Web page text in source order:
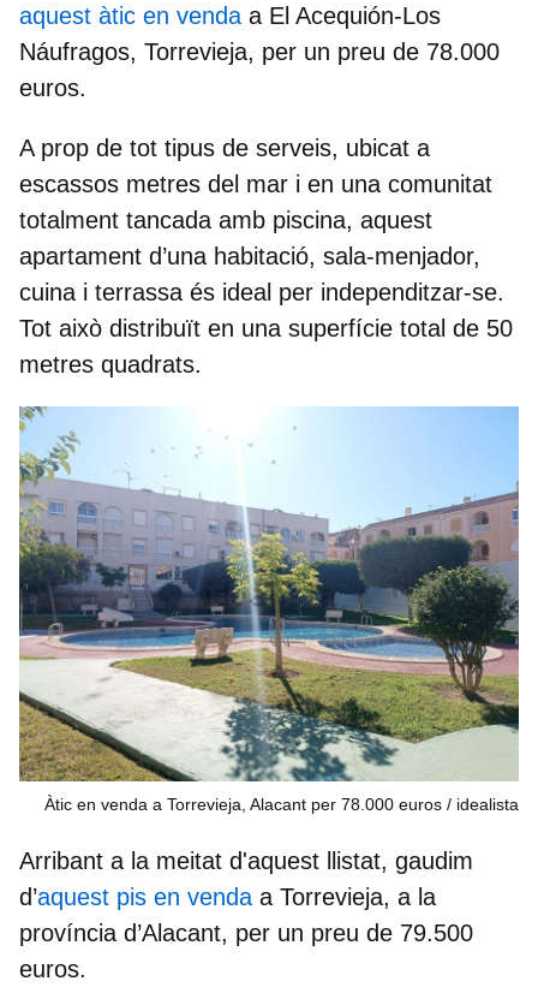
aquest àtic en venda a El Acequión-Los
Náufragos, Torrevieja, per un preu de 78.000
euros.
A prop de tot tipus de serveis, ubicat a
escassos metres del mar i en una comunitat
totalment tancada amb piscina, aquest
apartament d’una habitació, sala-menjador,
cuina i terrassa és ideal per independitzar-se.
Tot això distribuït en una superfície total de 50
metres quadrats.
Àtic en venda a Torrevieja, Alacant per 78.000 euros / idealista
Arribant a la meitat d'aquest llistat, gaudim
d’aquest pis en venda a Torrevieja, a la
província d’Alacant, per un preu de 79.500
euros.